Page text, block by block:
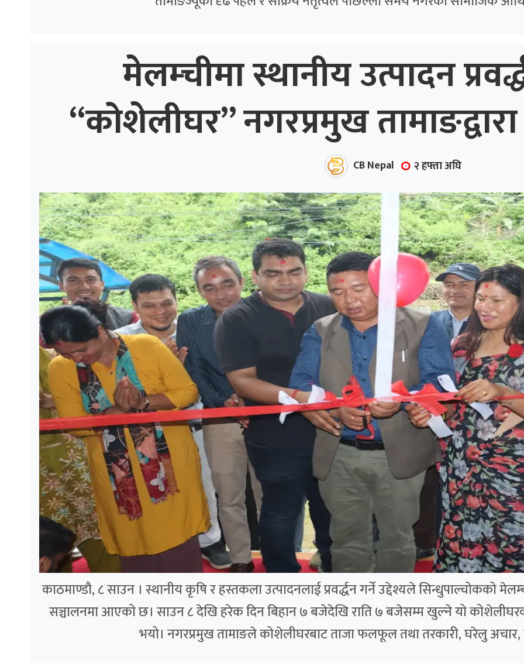
मेलम्चीमा स्थानीय उत्पादन
“कोशेलीघर” नगरप्रमुख
CB Nepal २ हफ्ता अघि
काठमाण्डौ, ८ साउन । स्थानीय कृषि र हस्तकला उत्पादनलाई प्रवर्द्धन गर्ने उद्देश्यले सिन्धुपाल्चोकको
सञ्चालनमा आएको छ। साउन ८ देखि हरेक दिन बिहान ७ बजेदेखि राति ७ बजेसम्म खुल्ने यो
भयो। नगरप्रमुख तामाङले कोशेलीघरबाट ताजा फलफूल तथा तरकारी, घरेलु